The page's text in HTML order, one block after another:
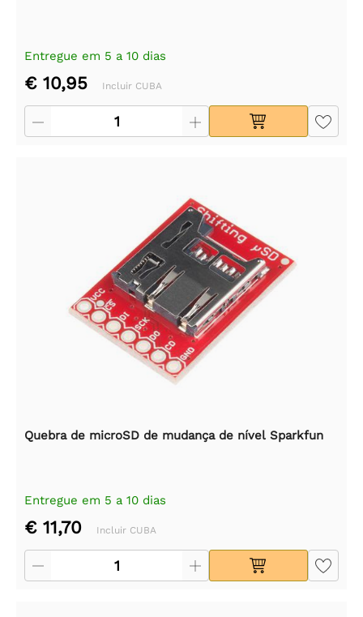
Entregue em 5 a 10 dias
€ 10,95 Incluir CUBA
Quebra de microSD de mudança de nível Sparkfun
Entregue em 5 a 10 dias
€ 11,70 Incluir CUBA